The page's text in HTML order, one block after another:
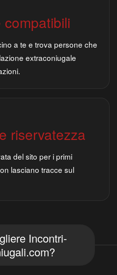
compatibili
a te e trova persone che
extraconiugale
riservatezza
del sito per i primi
lasciano tracce sul
Incontri-